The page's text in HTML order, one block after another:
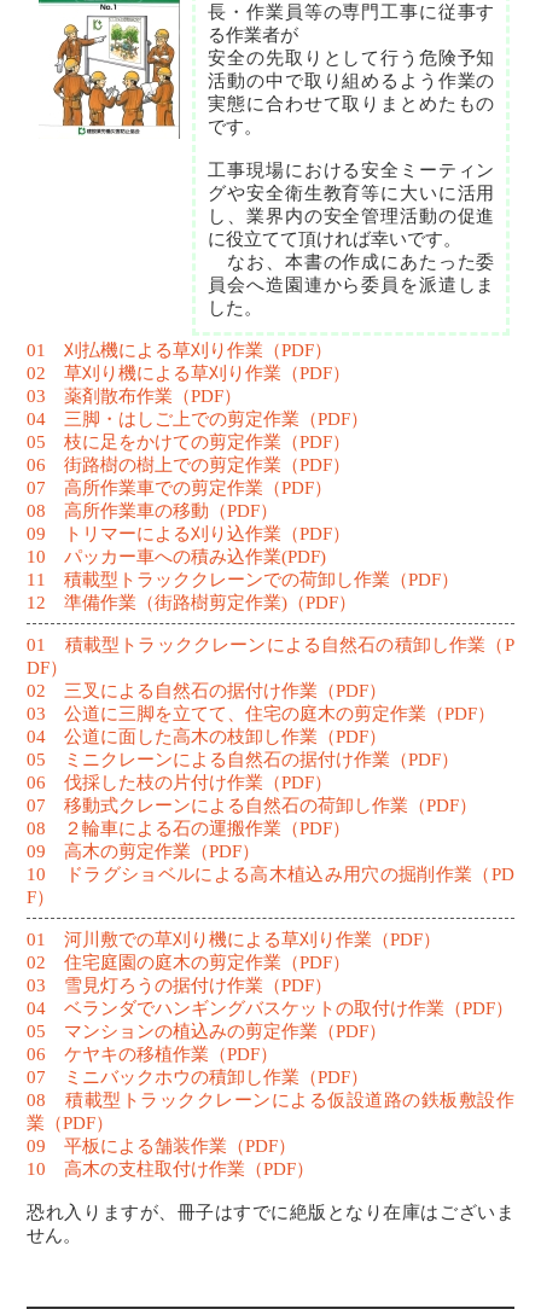
長・作業員等の専門工事に従事す
る作業者が
安全の先取りとして行う危険予知
活動の中で取り組めるよう作業の
実態に合わせて取りまとめたもの
です。
工事現場における安全ミーティン
グや安全衛生教育等に大いに活用
し、業界内の安全管理活動の促進
に役立てて頂ければ幸いです。
なお、本書の作成にあたった委
員会へ造園連から委員を派遣しま
した。
01 刈払機による草刈り作業（PDF）
02 草刈り機による草刈り作業（PDF）
03 薬剤散布作業（PDF）
04 三脚・はしご上での剪定作業（PDF）
05 枝に足をかけての剪定作業（PDF）
06 街路樹の樹上での剪定作業（PDF）
07 高所作業車での剪定作業（PDF）
08 高所作業車の移動（PDF）
09 トリマーによる刈り込作業（PDF）
10 パッカー車への積み込作業(PDF)
11 積載型トラッククレーンでの荷卸し作業（PDF）
12 準備作業（街路樹剪定作業)（PDF）
01 積載型トラッククレーンによる自然石の積卸し作業（P
DF）
02 三叉による自然石の据付け作業（PDF）
03 公道に三脚を立てて、住宅の庭木の剪定作業（PDF）
04 公道に面した高木の枝卸し作業（PDF）
05 ミニクレーンによる自然石の据付け作業（PDF）
06 伐採した枝の片付け作業（PDF）
07 移動式クレーンによる自然石の荷卸し作業（PDF）
08 ２輪車による石の運搬作業（PDF）
09 高木の剪定作業（PDF）
10 ドラグショベルによる高木植込み用穴の掘削作業（PD
F）
01 河川敷での草刈り機による草刈り作業（PDF）
02 住宅庭園の庭木の剪定作業（PDF）
03 雪見灯ろうの据付け作業（PDF）
04 ベランダでハンギングバスケットの取付け作業（PDF）
05 マンションの植込みの剪定作業（PDF）
06 ケヤキの移植作業（PDF）
07 ミニバックホウの積卸し作業（PDF）
08 積載型トラッククレーンによる仮設道路の鉄板敷設作
業（PDF）
09 平板による舗装作業（PDF）
10 高木の支柱取付け作業（PDF）
恐れ入りますが、冊子はすでに絶版となり在庫はございま
せん。